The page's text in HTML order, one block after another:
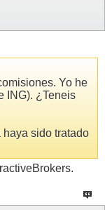
Yo he
ING). ¿Teneis
sido tratado